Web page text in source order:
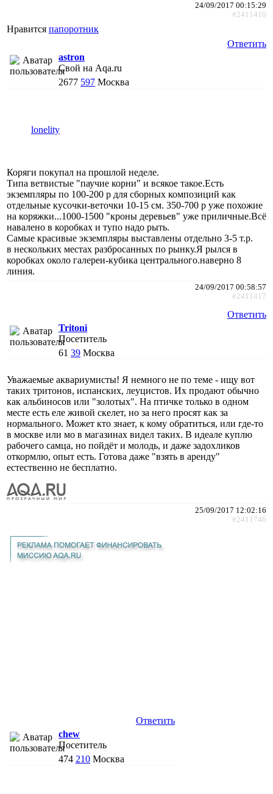
24/09/2017 00:15:29
#2411410
Нравится папоротник
Ответить
astron
Свой на Aqa.ru
2677 597 Москва
lonelity
Коряги покупал на прошлой неделе.
Типа ветвистые "паучие корни" и всякое такое.Есть
экземпляры по 100-200 р для сборных композиций как
отдельные кусочки-веточки 10-15 см. 350-700 р уже похожие
на коряжки...1000-1500 "кроны деревьев" уже приличные.Всё
навалено в коробках и тупо надо рыть.
Самые красивые экземпляры выставлены отдельно 3-5 т.р.
в нескольких местах разбросанных по рынку.Я рылся в
коробках около галереи-кубика центрального.наверно 8
линия.
24/09/2017 00:58:57
#2411417
Ответить
Tritoni
Посетитель
61 39 Москва
Уважаемые аквариумисты! Я немного не по теме - ищу вот
таких тритонов, испанских, леуцистов. Их продают обычно
как альбиносов или "золотых". На птичке только в одном
месте есть еле живой скелет, но за него просят как за
нормального. Может кто знает, к кому обратиться, или где-то
в москве или мо в магазинах видел таких. В идеале куплю
рабочего самца, но пойдёт и молодь, и даже задохликов
откормлю, опыт есть. Готова даже "взять в аренду"
естественно не бесплатно.
25/09/2017 12:02:16
#2411746
Ответить
chew
Посетитель
474 210 Москва